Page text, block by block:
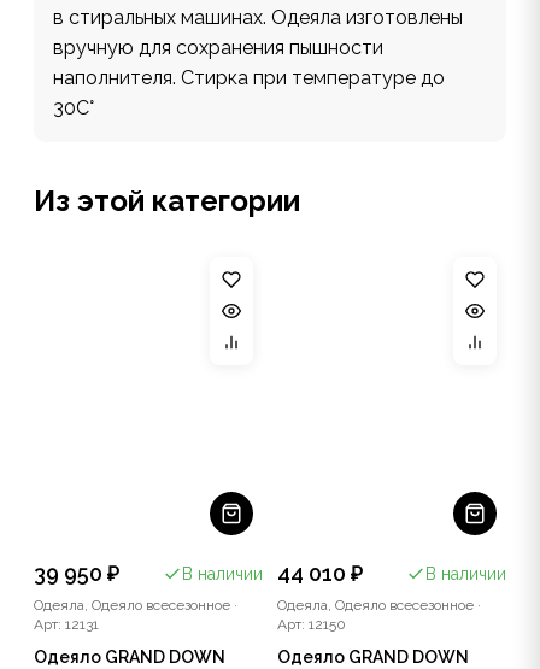
в стиральных машинах. Одеяла изготовлены
вручную для сохранения пышности
наполнителя. Стирка при температуре до
30С°
Из этой категории
39 950 ₽ В наличии
Одеяла, Одеяло всесезонное ·
Арт: 12131
Одеяло GRAND DOWN
44 010 ₽ В наличии
Одеяла, Одеяло всесезонное ·
Арт: 12150
Одеяло GRAND DOWN